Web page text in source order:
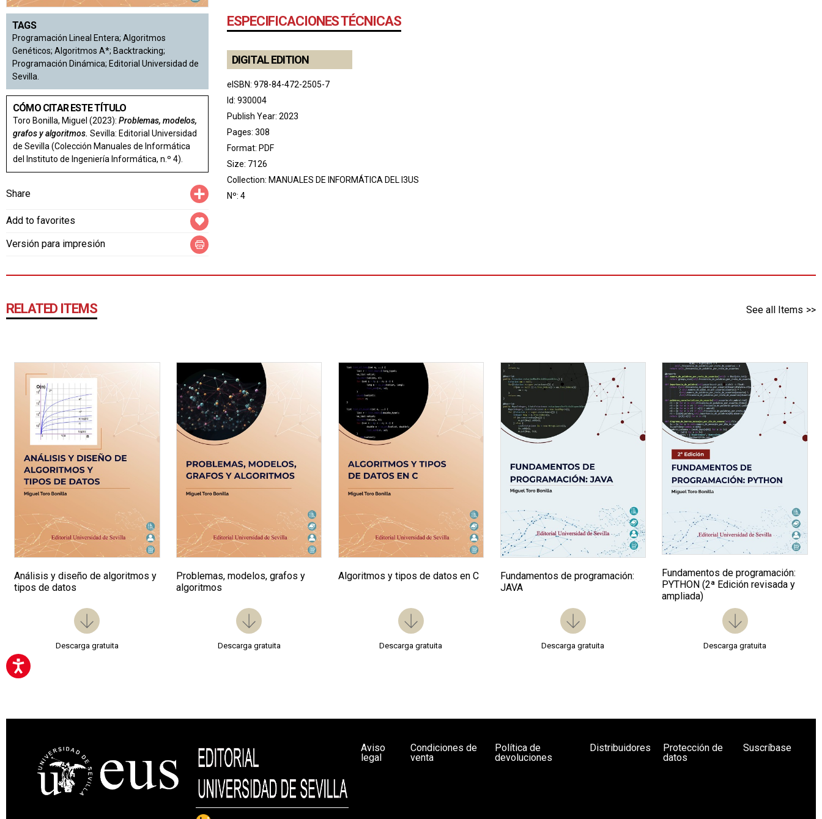
TAGS
Programación Lineal Entera; Algoritmos
Genéticos; Algoritmos A*; Backtracking;
Programación Dinámica; Editorial Universidad de
Sevilla.
CÓMO CITAR ESTE TÍTULO
Toro Bonilla, Miguel (2023): Problemas, modelos,
grafos y algoritmos. Sevilla: Editorial Universidad
de Sevilla (Colección Manuales de Informática
del Instituto de Ingeniería Informática, n.º 4).
Share Compartir
Add to favorites
Versión para impresión
ESPECIFICACIONES TÉCNICAS
DIGITAL EDITION
eISBN: 978-84-472-2505-7
Id: 930004
Publish Year: 2023
Pages: 308
Format: PDF
Size: 7126
Collection: MANUALES DE INFORMÁTICA DEL I3US
Nº: 4
RELATED ITEMS See all Items
Análisis y diseño de algoritmos y
tipos de datos
Descarga gratuita
Problemas, modelos, grafos y
algoritmos
Descarga gratuita
Algoritmos y tipos de datos en C
Descarga gratuita
Fundamentos de programación:
JAVA
Descarga gratuita
Fundamentos de programación:
PYTHON (2ª Edición revisada y
ampliada)
Descarga gratuita
Aviso
legal
Condiciones de
venta
Política de
devoluciones
Distribuidores
Protección de
datos
Suscríbase